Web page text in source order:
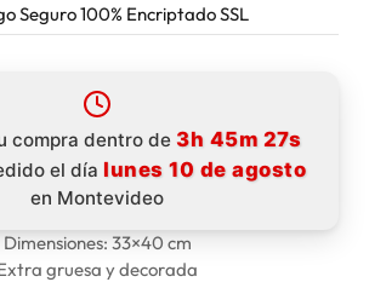
Seguro 100% Encriptado SSL
compra dentro de 3h 45m 26s
el día lunes 10 de agosto
en Montevideo
Dimensiones: 33×40 cm
gruesa y decorada